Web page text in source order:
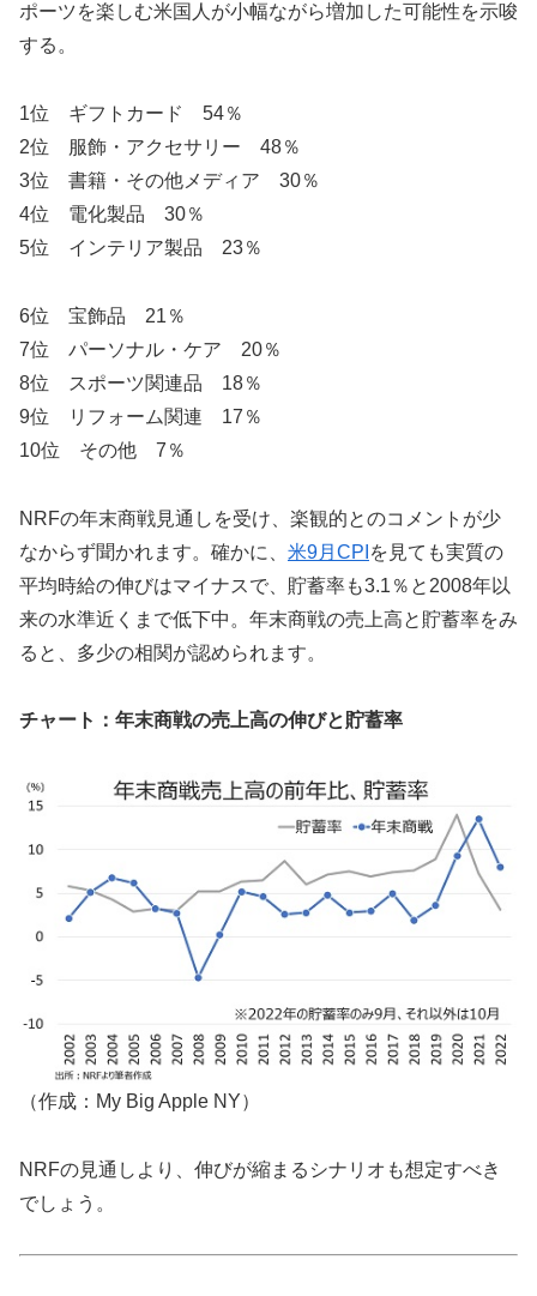
ポーツを楽しむ米国人が小幅ながら増加した可能性を示唆
する。
1位 ギフトカード 54％
2位 服飾・アクセサリー 48％
3位 書籍・その他メディア 30％
4位 電化製品 30％
5位 インテリア製品 23％
6位 宝飾品 21％
7位 パーソナル・ケア 20％
8位 スポーツ関連品 18％
9位 リフォーム関連 17％
10位 その他 7％
NRFの年末商戦見通しを受け、楽観的とのコメントが少
なからず聞かれます。確かに、 米9月CPI を見ても実質の
平均時給の伸びはマイナスで、貯蓄率も3.1％と2008年以
来の水準近くまで低下中。年末商戦の売上高と貯蓄率をみ
ると、多少の相関が認められます。
チャート：年末商戦の売上高の伸びと貯蓄率
（作成：My Big Apple NY）
NRFの見通しより、伸びが縮まるシナリオも想定すべき
でしょう。